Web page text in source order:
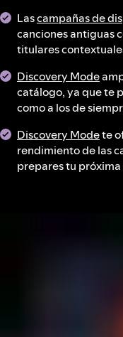
Lascampañas de
canciones antiguas
titulares
Discovery Mode
catálogo, ya que te
como a los de
Discovery Modete
rendimiento de las
prepares tu